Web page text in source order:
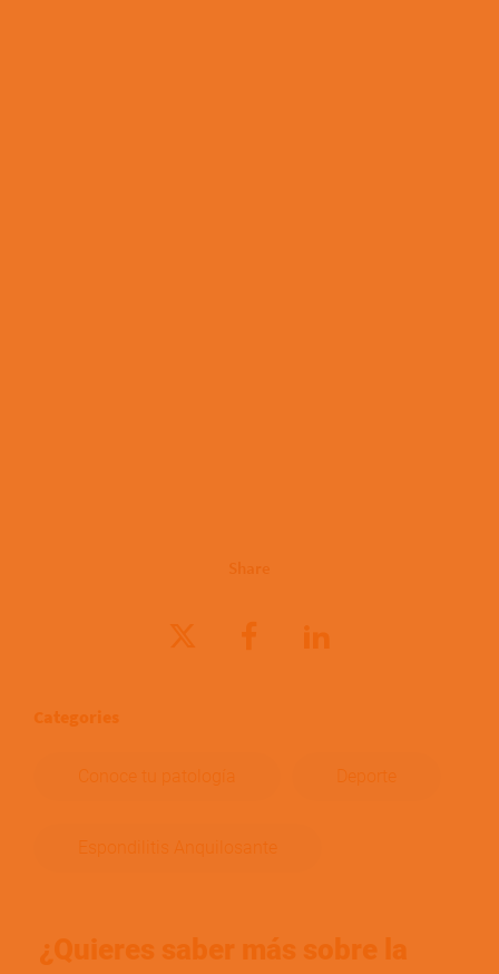
Categories
Conoce tu patología Deporte
Espondilitis Anquilosante
¿Quieres saber más sobre la